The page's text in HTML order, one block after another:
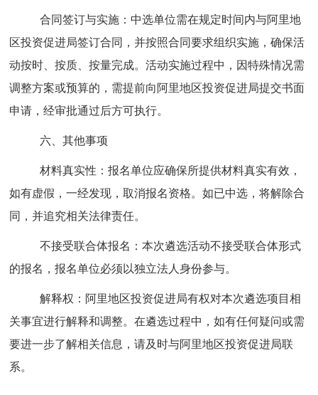
合同签订与实施：中选单位需在规定时间内与阿里地
区投资促进局签订合同，并按照合同要求组织实施，确保活
动按时、按质、按量完成。活动实施过程中，因特殊情况需
调整方案或预算的，需提前向阿里地区投资促进局提交书面
申请，经审批通过后方可执行。
六、其他事项
材料真实性：报名单位应确保所提供材料真实有效，
如有虚假，一经发现，取消报名资格。如已中选，将解除合
同，并追究相关法律责任。
不接受联合体报名：本次遴选活动不接受联合体形式
的报名，报名单位必须以独立法人身份参与。
解释权：阿里地区投资促进局有权对本次遴选项目相
关事宜进行解释和调整。在遴选过程中，如有任何疑问或需
要进一步了解相关信息，请及时与阿里地区投资促进局联
系。